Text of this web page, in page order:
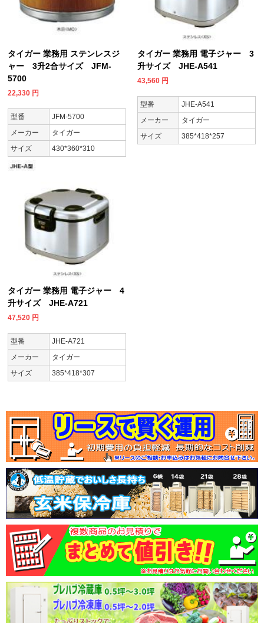
タイガー 業務用 ステンレスジ
ャー 3升2合サイズ JFM-
5700
22,330 円
型番
JFM-5700
メーカー
タイガー
サイズ
430*360*310
タイガー 業務用 電子ジャー 3
升サイズ JHE-A541
43,560 円
型番
JHE-A541
メーカー
タイガー
サイズ
385*418*257
タイガー 業務用 電子ジャー 4
升サイズ JHE-A721
47,520 円
型番
JHE-A721
メーカー
タイガー
サイズ
385*418*307